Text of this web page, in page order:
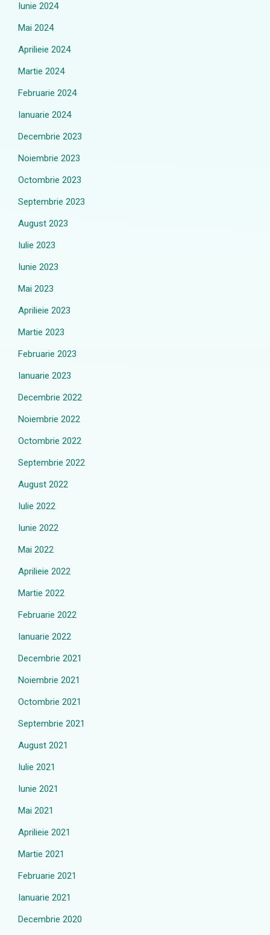
Iunie 2024
Mai 2024
Aprilieie 2024
Martie 2024
Februarie 2024
Ianuarie 2024
Decembrie 2023
Noiembrie 2023
Octombrie 2023
Septembrie 2023
August 2023
Iulie 2023
Iunie 2023
Mai 2023
Aprilieie 2023
Martie 2023
Februarie 2023
Ianuarie 2023
Decembrie 2022
Noiembrie 2022
Octombrie 2022
Septembrie 2022
August 2022
Iulie 2022
Iunie 2022
Mai 2022
Aprilieie 2022
Martie 2022
Februarie 2022
Ianuarie 2022
Decembrie 2021
Noiembrie 2021
Octombrie 2021
Septembrie 2021
August 2021
Iulie 2021
Iunie 2021
Mai 2021
Aprilieie 2021
Martie 2021
Februarie 2021
Ianuarie 2021
Decembrie 2020